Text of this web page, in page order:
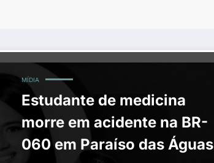
MÍDIA
Estudante de medicina
morre em acidente na BR-
060 em Paraíso das Águas